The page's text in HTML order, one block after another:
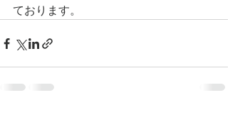
ております。